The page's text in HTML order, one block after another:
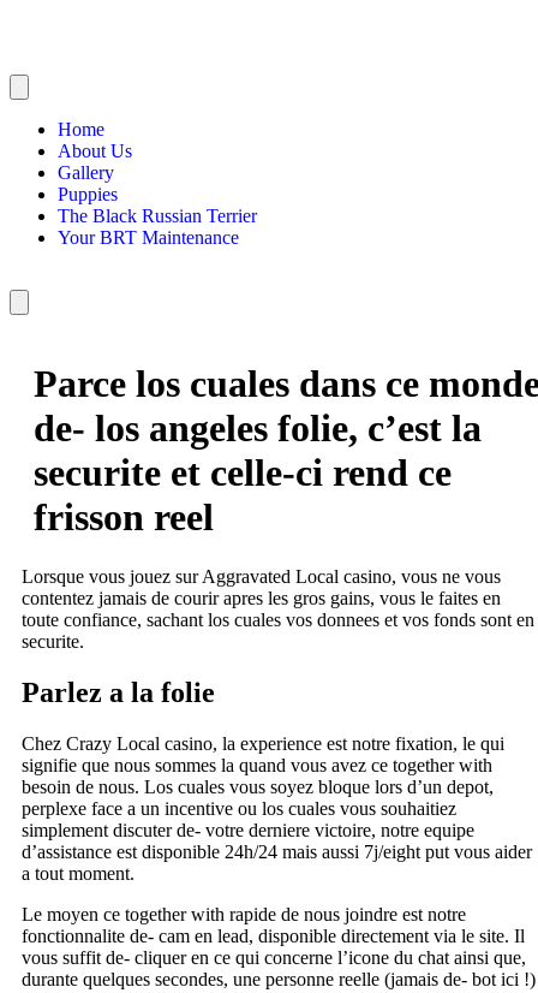
Home
About Us
Gallery
Puppies
The Black Russian Terrier
Your BRT Maintenance
Parce los cuales dans ce
de- los angeles folie, c’est la
securite et celle-ci rend ce
frisson reel
Lorsque vous jouez sur Aggravated Local casino, vous ne vous
contentez jamais de courir apres les gros gains, vous le faites en
toute confiance, sachant los cuales vos donnees et vos fonds sont en
securite.
Parlez a la folie
Chez Crazy Local casino, la experience est notre fixation, le qui
signifie que nous sommes la quand vous avez ce together with
besoin de nous. Los cuales vous soyez bloque lors d’un depot,
perplexe face a un incentive ou los cuales vous souhaitiez
simplement discuter de- votre derniere victoire, notre equipe
d’assistance est disponible 24h/24 mais aussi 7j/eight put vous aider
a tout moment.
Le moyen ce together with rapide de nous joindre est notre
fonctionnalite de- cam en lead, disponible directement via le site. Il
vous suffit de- cliquer en ce qui concerne l’icone du chat ainsi que,
durante quelques secondes, une personne reelle (jamais de- bot ici !)